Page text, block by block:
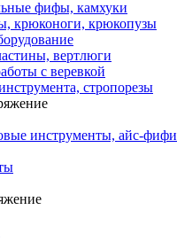
фифы, камхуки
крюконоги, крюкопузы
вертлюги
с веревкой
стропорезы
инструменты, айс-фифи